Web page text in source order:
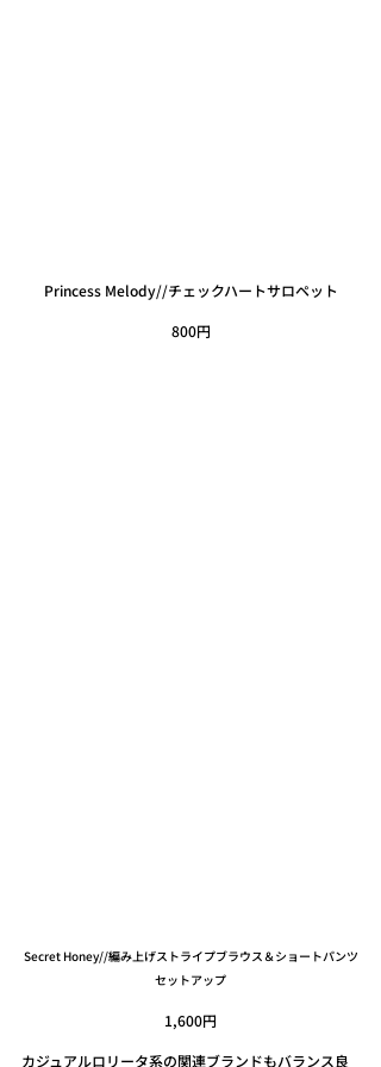
Princess Melody//チェックハートサロペット
800円
Secret Honey//編み上げストライプブラウス＆ショートパンツ
セットアップ
1,600円
カジュアルロリータ系の関連ブランドもバランス良